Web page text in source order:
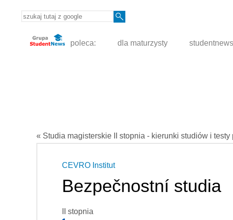
poleca: dla maturzysty studentnews
« Studia magisterskie II stopnia - kierunki studiów i testy
CEVRO Institut
Bezpečnostní studia
II stopnia